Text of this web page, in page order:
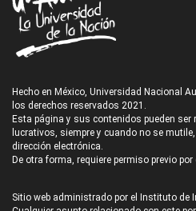
Hecho en México, Universidad Nacional
los derechos reservados 2021.
Esta página y sus contenidos pueden ser
lucrativos, siempre y cuando no se
dirección electrónica.
De otra forma, requiere permiso previo
Sitio web administrado por el Instituto de